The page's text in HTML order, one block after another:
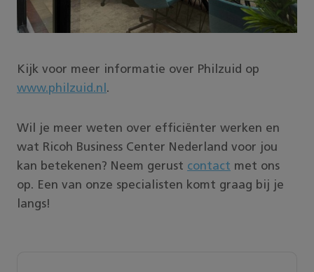
Kijk voor meer informatie over Philzuid op
www.philzuid.nl .
Wil je meer weten over efficiënter werken en
wat Ricoh Business Center Nederland voor jou
kan betekenen? Neem gerust contact met ons
op. Een van onze specialisten komt graag bij je
langs!